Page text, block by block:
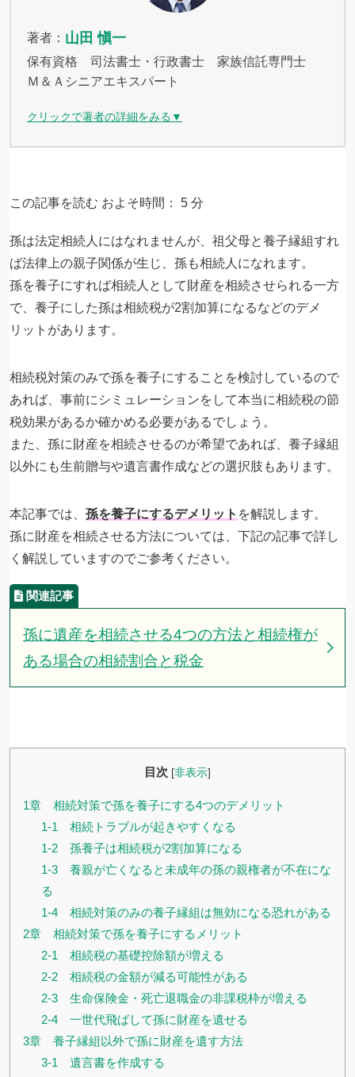
著者： 山田 愼一
保有資格 司法書士・行政書士 家族信託専門士
Ｍ＆Ａシニアエキスパート
クリックで著者の詳細をみる▼
この記事を読む およそ時間： 5 分
孫は法定相続人にはなれませんが、祖父母と養子縁組すれ
ば法律上の親子関係が生じ、孫も相続人になれます。
孫を養子にすれば相続人として財産を相続させられる一方
で、養子にした孫は相続税が2割加算になるなどのデメ
リットがあります。
相続税対策のみで孫を養子にすることを検討しているので
あれば、事前にシミュレーションをして本当に相続税の節
税効果があるか確かめる必要があるでしょう。
また、孫に財産を相続させるのが希望であれば、養子縁組
以外にも生前贈与や遺言書作成などの選択肢もあります。
本記事では、 孫を養子にするデメリット を解説します。
孫に財産を相続させる方法については、下記の記事で詳し
く解説していますのでご参考ください。
孫に遺産を相続させる4つの方法と相続権が
ある場合の相続割合と税金
目次 [非表示]
1章 相続対策で孫を養子にする4つのデメリット
1-1 相続トラブルが起きやすくなる
1-2 孫養子は相続税が2割加算になる
1-3 養親が亡くなると未成年の孫の親権者が不在にな
る
1-4 相続対策のみの養子縁組は無効になる恐れがある
2章 相続対策で孫を養子にするメリット
2-1 相続税の基礎控除額が増える
2-2 相続税の金額が減る可能性がある
2-3 生命保険金・死亡退職金の非課税枠が増える
2-4 一世代飛ばして孫に財産を遺せる
3章 養子縁組以外で孫に財産を遺す方法
3-1 遺言書を作成する